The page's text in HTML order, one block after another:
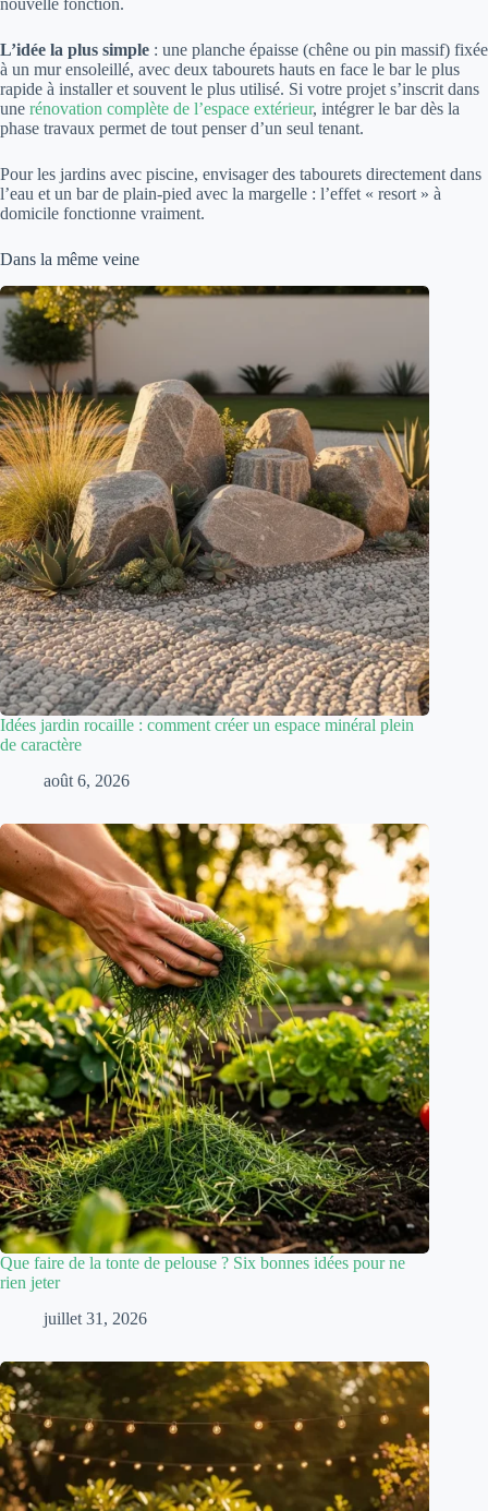
nouvelle fonction.
L’idée la plus simple : une planche épaisse (chêne ou pin massif) fixée
à un mur ensoleillé, avec deux tabourets hauts en face le bar le plus
rapide à installer et souvent le plus utilisé. Si votre projet s’inscrit dans
une rénovation complète de l’espace extérieur, intégrer le bar dès la
phase travaux permet de tout penser d’un seul tenant.
Pour les jardins avec piscine, envisager des tabourets directement dans
l’eau et un bar de plain-pied avec la margelle : l’effet « resort » à
domicile fonctionne vraiment.
Dans la même veine
Idées jardin rocaille : comment créer un espace minéral plein
de caractère
août 6, 2026
Que faire de la tonte de pelouse ? Six bonnes idées pour ne
rien jeter
juillet 31, 2026